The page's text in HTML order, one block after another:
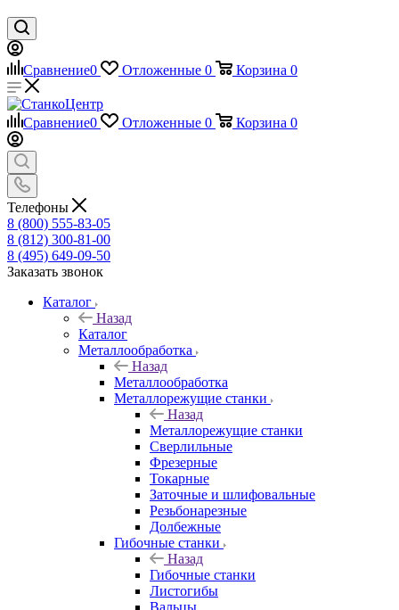
Сравнение0 Отложенные 0 Корзина 0
Сравнение0 Отложенные 0 Корзина 0
Телефоны
8 (800) 555-83-05
8 (812) 300-81-00
8 (495) 649-09-50
Заказать звонок
Каталог
Назад
Каталог
Металлообработка
Назад
Металлообработка
Металлорежущие станки
Назад
Металлорежущие станки
Сверлильные
Фрезерные
Токарные
Заточные и шлифовальные
Резьбонарезные
Долбежные
Гибочные станки
Назад
Гибочные станки
Листогибы
Вальцы